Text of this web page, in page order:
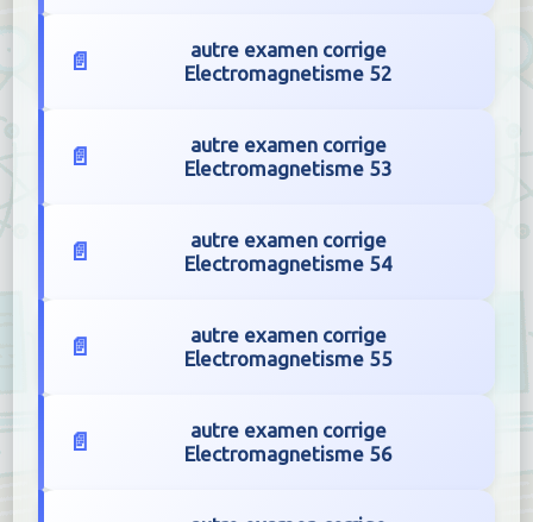
autre examen corrige
Electromagnetisme 52
autre examen corrige
Electromagnetisme 53
autre examen corrige
Electromagnetisme 54
autre examen corrige
Electromagnetisme 55
autre examen corrige
Electromagnetisme 56